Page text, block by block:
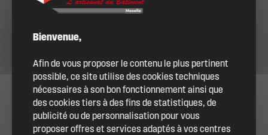
Bienvenue,
Afin de vous proposer le contenu le plus pertinent
possible, ce site utilise des cookies techniques
nécessaires à son bon fonctionnement ainsi que
des cookies tiers à des fins de statistiques, de
publicité ou de personnalisation pour vous
proposer offres et services adaptés à vos centres